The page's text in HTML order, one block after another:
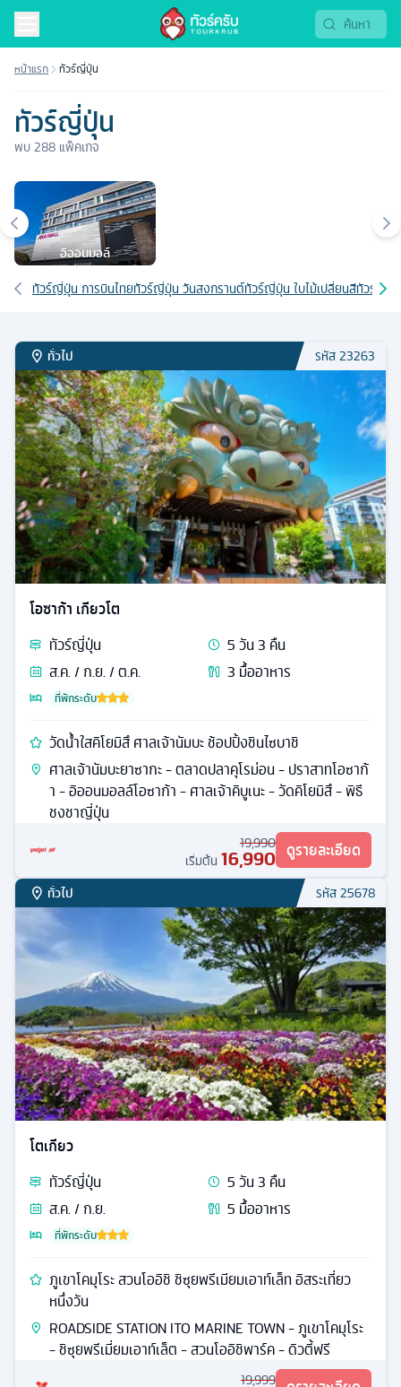
หน้าแรก ทัวร์ญี่ปุ่น
ทัวร์ญี่ปุ่น
พบ288 แพ็คเกจ
เมืองยอดนิยม
อิออนมอล์
เส้นทางที่เกี่ยวข้อง
ทัวร์ญี่ปุ่น การบินไทยทัวร์ญี่ปุ่น วันสงกรานต์ทัวร์ญี่ปุ่น ใบไม้เปลี่ยนสีทัวร์ญี่ปุ่
ทั่วไป รหัส23263
โอซาก้า เกียวโต
ทัวร์ญี่ปุ่น 5วัน3 คืน
ส.ค. / ก.ย. / ต.ค.
3 มื้ออาหาร
ที่พักระดับ
วัดน้ำใสคิโยมิสึ ศาลเจ้านัมบะ ช้อปปิ้งชินไซบาชิ
ศาลเจ้านัมบะยาซากะ - ตลาดปลาคุโรม่อน - ปราสาทโอซาก้
า - อิออนมอลล์โอซาก้า - ศาลเจ้าคิบูเนะ - วัดคิโยมิสึ - พิธี
ชงชาญี่ปุ่น
19,990
เริ่มต้น 16,990 ดูรายละเอียด
ทั่วไป รหัส25678
โตเกียว
ทัวร์ญี่ปุ่น 5วัน3 คืน
ส.ค. / ก.ย.
5 มื้ออาหาร
ที่พักระดับ
ภูเขาโคมุโระ สวนโออิชิ ชิซุยพรีเมียมเอาท์เล็ท อิสระเที่ยว
หนึ่งวัน
ROADSIDE STATION ITO MARINE TOWN - ภูเขาโคมุโระ
- ชิซุยพรีเมี่ยมเอาท์เล็ต - สวนโออิชิพาร์ค - ดิวตี้ฟรี
19,999
ทัวร์ญี่ปุ่น 2569 เที่ยวโตเกียว โอซาก้า ฮอกไกโด | Tourkrub